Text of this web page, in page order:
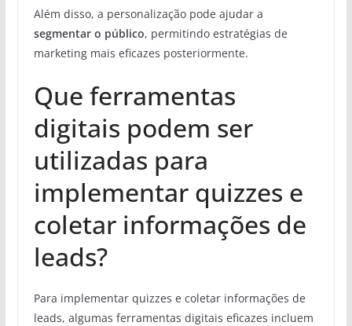
Além disso, a personalização pode ajudar a
segmentar o público, permitindo estratégias de
marketing mais eficazes posteriormente.
Que ferramentas
digitais podem ser
utilizadas para
implementar quizzes e
coletar informações de
leads?
Para implementar quizzes e coletar informações de
leads, algumas ferramentas digitais eficazes incluem